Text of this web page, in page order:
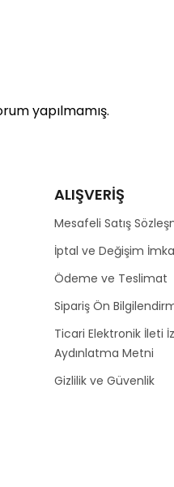
yapılmamış.
ALIŞVERİŞ
Mesafeli Satış
İptal ve Değişim
Ödeme ve Teslimat
Sipariş Ön
Ticari Elektronik İleti
Aydınlatma Metni
Gizlilik ve Güvenlik